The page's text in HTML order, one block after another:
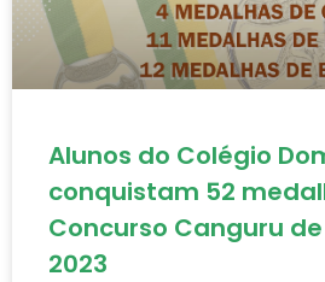
Alunos do Colégio
conquistam 52
Concurso Canguru
2023